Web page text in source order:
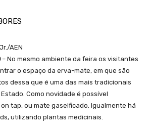
AEN
– No mesmo ambiente da feira os visitantes
o espaço da erva-mate, em que são
dessa que é uma das mais tradicionais
Como novidade é possível
tap, ou mate gaseificado. Igualmente há
utilizando plantas medicinais.